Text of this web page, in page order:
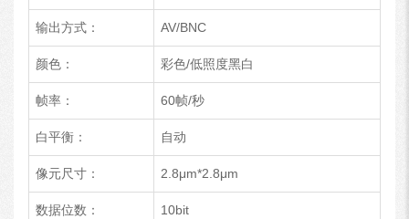
输出方式： AV/BNC
颜色： 彩色/低照度黑白
帧率： 60帧/秒
白平衡： 自动
像元尺寸： 2.8μm*2.8μm
数据位数： 10bit